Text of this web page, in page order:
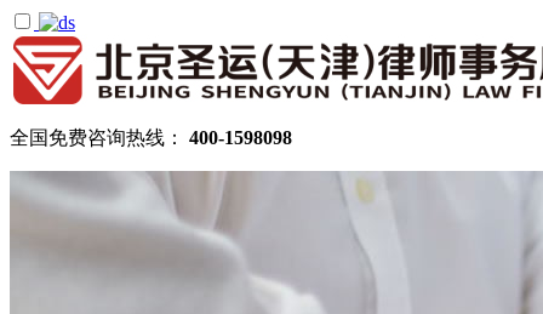
全国免费咨询热线： 400-1598098